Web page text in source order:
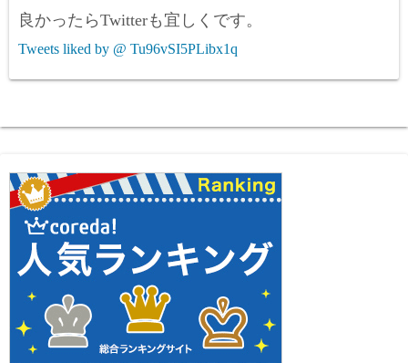
良かったらTwitterも宜しくです。
Tweets liked by @ Tu96vSI5PLibx1q